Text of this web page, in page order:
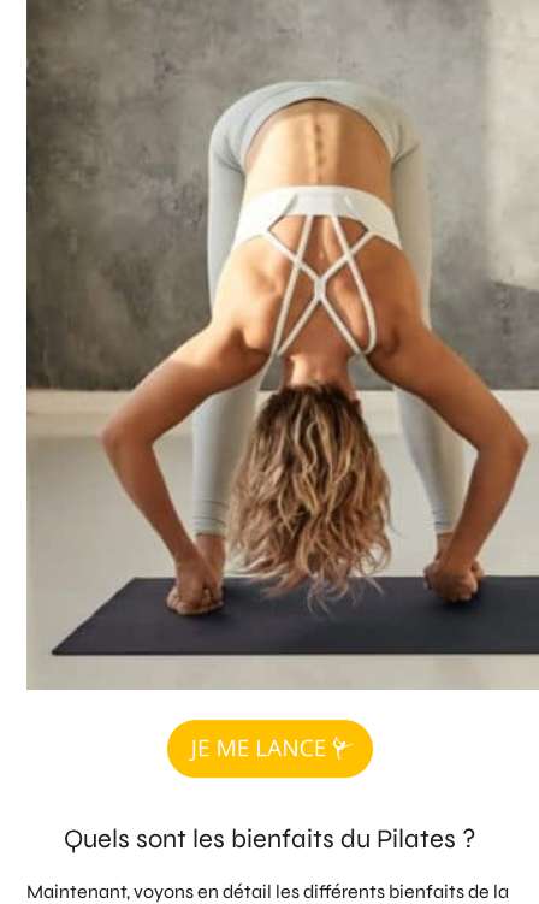
Quels sont les bienfaits du Pilates ?
Maintenant, voyons en détail les différents bienfaits de la